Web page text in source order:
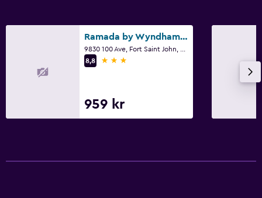
Ramada by Wyndham Northern Grand Hotel & Conference Centre
8,8
3 stjärnor
959 kr